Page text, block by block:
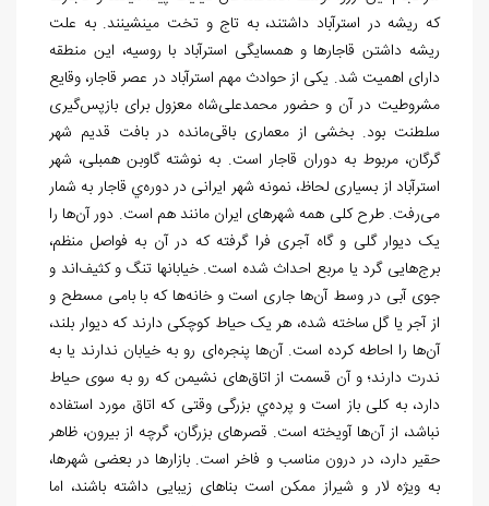
که ریشه در استرآباد داشتند، به تاج و تخت مینشینند. به علت
ریشه داشتن قاجارها و همسایگی استرآباد با روسیه، این منطقه
دارای اهمیت شد. یکی از حوادث مهم استرآباد در عصر قاجار، وقایع
مشروطیت در آن و حضور محمدعلیشاه معزول برای بازپسگیری
سلطنت بود. بخشی از معماری باقیمانده در بافت قدیم شهر
گرگان، مربوط به دوران قاجار است. به نوشته گاوبن همبلی، شهر
استرآباد از بسیاری لحاظ، نمونه شهر ایرانی در دورهي قاجار به شمار
میرفت. طرح کلی همه شهرهای ایران مانند هم است. دور آنها را
یک دیوار گلی و گاه آجری فرا گرفته که در آن به فواصل منظم،
برجهایی گرد یا مربع احداث شده است. خیابان‏ها تنگ و کثیفاند و
جوی آبی در وسط آنها جاری است و خانهها که با بامی مسطح و
از آجر یا گل ساخته شده، هر یک حیاط کوچکی دارند که دیوار بلند،
آنها را احاطه کرده است. آنها پنجرهای رو به خیابان ندارند یا به
ندرت دارند؛ و آن قسمت از اتاقهای نشیمن که رو به سوی حیاط
دارد، به کلی باز است و پردهي بزرگی وقتی که اتاق مورد استفاده
نباشد، از آنها آویخته است. قصرهای بزرگان، گرچه از بیرون، ظاهر
حقیر دارد، در درون مناسب و فاخر است. بازارها در بعضی شهرها،
به ويژه لار و شیراز ممکن است بناهای زیبایی داشته باشند، اما